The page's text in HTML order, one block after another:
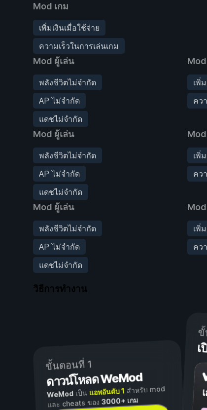
Mod เกม
เพิ่มเงินเมื่อใช้จ่าย
ความเร็วในการเล่นเกม
Mod ผู้เล่น
พลังชีวิตไม่จำกัด
AP ไม่จำกัด
แดชไม่จำกัด
เพิ่
คว
Mod ผู้เล่น
พลังชีวิตไม่จำกัด
AP ไม่จำกัด
แดชไม่จำกัด
เพิ่
คว
Mod ผู้เล่น
พลังชีวิตไม่จำกัด
AP ไม่จำกัด
แดชไม่จำกัด
เพิ่
คว
วิธีการทำงาน
ขั้นตอนที่ 1
ดาวน์โหลด WeMod
WeModเป็น แอพอันดับ 1 สำหรับ mod
และ cheats ของ3000+ เกม
ขั้